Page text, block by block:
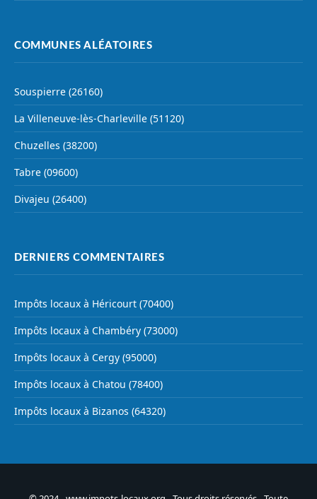
COMMUNES ALÉATOIRES
Souspierre (26160)
La Villeneuve-lès-Charleville (51120)
Chuzelles (38200)
Tabre (09600)
Divajeu (26400)
DERNIERS COMMENTAIRES
Impôts locaux à Héricourt (70400)
Impôts locaux à Chambéry (73000)
Impôts locaux à Cergy (95000)
Impôts locaux à Chatou (78400)
Impôts locaux à Bizanos (64320)